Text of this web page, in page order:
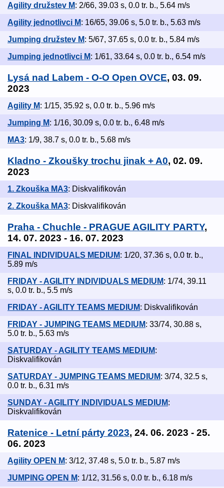
Agility družstev M: 2/66, 39.03 s, 0.0 tr. b., 5.64 m/s
Agility jednotlivci M: 16/65, 39.06 s, 5.0 tr. b., 5.63 m/s
Jumping družstev M: 5/67, 37.65 s, 0.0 tr. b., 5.84 m/s
Jumping jednotlivci M: 1/61, 33.64 s, 0.0 tr. b., 6.54 m/s
Lysá nad Labem - O-O Open OVCE, 03. 09.
2023
Agility M: 1/15, 35.92 s, 0.0 tr. b., 5.96 m/s
Jumping M: 1/16, 30.09 s, 0.0 tr. b., 6.48 m/s
MA3: 1/9, 38.7 s, 0.0 tr. b., 5.68 m/s
Kladno - Zkoušky trochu jinak + A0, 02. 09.
2023
1. Zkouška MA3: Diskvalifikován
2. Zkouška MA3: Diskvalifikován
Praha - Chuchle - PRAGUE AGILITY PARTY,
14. 07. 2023 - 16. 07. 2023
FINAL INDIVIDUALS MEDIUM: 1/20, 37.36 s, 0.0 tr. b.,
5.89 m/s
FRIDAY - AGILITY INDIVIDUALS MEDIUM: 1/74, 39.11
s, 0.0 tr. b., 5.5 m/s
FRIDAY - AGILITY TEAMS MEDIUM: Diskvalifikován
FRIDAY - JUMPING TEAMS MEDIUM: 33/74, 30.88 s,
5.0 tr. b., 5.63 m/s
SATURDAY - AGILITY TEAMS MEDIUM:
Diskvalifikován
SATURDAY - JUMPING TEAMS MEDIUM: 3/74, 32.5 s,
0.0 tr. b., 6.31 m/s
SUNDAY - AGILITY INDIVIDUALS MEDIUM:
Diskvalifikován
Ratenice - Letní párty 2023, 24. 06. 2023 - 25.
06. 2023
Agility OPEN M: 3/12, 37.48 s, 5.0 tr. b., 5.87 m/s
JUMPING OPEN M: 1/12, 31.56 s, 0.0 tr. b., 6.18 m/s